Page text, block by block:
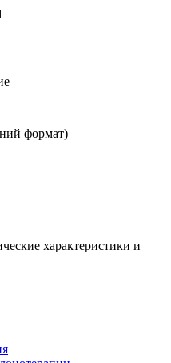
формат)
характеристики и